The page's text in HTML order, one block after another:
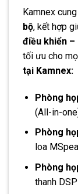
Kamnex
bộ, kết hợp
điều khiển –
tối ưu cho
tại Kamnex:
Phòng
(All-in-
Phòng
loa
Phòng
thanh